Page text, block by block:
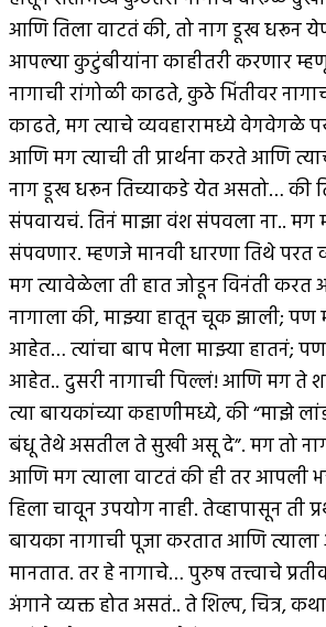
आणि तिला वाटतं की, तो नाग डूख धरून
आपल्या कुटुंबीयांना काहीतरी करणार
नागाची रांगोळी काढते, कुठे भिंतीवर
काढते, मग त्याचे व्यवहारामध्ये वेगवेगळे
आणि मग त्याची ती प्रार्थना करते आणि
नाग डूख धरून तिच्याकडे येत असतो… की
संपवायचं. तिनं माझा वंश संपवला ना.. मग
संपवणार. म्हणजे मानवी धारणा तिथे परत
मग त्यावेळेला ती हात जोडून विनंती करत
नागाला की, माझ्या हातून चूक झाली;
आहेत… त्यांचा बाप मेला माझ्या हातनं;
आहेत.. दुसरी नागाची पिल्लं! आणि मग ते
त्या बायकांच्या कहाणीमध्ये, की “माझे
बंधू तेथे असतील ते सुखी असू दे”. मग तो
आणि मग त्याला वाटतं की ही तर आपली
हिला चावून उपयोग नाही. तेव्हापासून ती
बायका नागाची पूजा करतात आणि
मानतात. तर हे नागाचे… पुरुष तत्त्वाचे
अंगाने व्यक्त होत असतं.. ते शिल्प, चित्र,